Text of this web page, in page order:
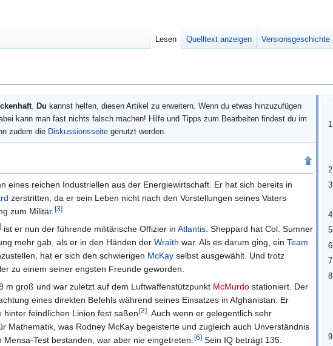
1
2
3
4
5
6
7
8
9
. Du kannst helfen, diesen Artikel zu erweitern. Wenn du etwas hinzuzufügen
kann man fast nichts falsch machen! Hilfe und Tipps zum Bearbeiten findest du im
zudem die Diskussionsseite genutzt werden.
eines reichen Industriellen aus der Energiewirtschaft. Er hat sich bereits in
zerstritten, da er sein Leben nicht nach den Vorstellungen seines Vaters
zum Militär.[3]
] ist er nun der führende militärische Offizier in Atlantis. Sheppard hat Col. Sumner
mehr gab, als er in den Händen der Wraith war. Als es darum ging, ein Team
hat er sich den schwierigen McKay selbst ausgewählt. Und trotz
zu einem seiner engsten Freunde geworden.
m groß und war zuletzt auf dem Luftwaffenstützpunkt McMurdo stationiert. Der
eines direkten Befehls während seines Einsatzes in Afghanistan. Er
feindlichen Linien fest saßen[2]. Auch wenn er gelegentlich sehr
Mathematik, was Rodney McKay begeisterte und zugleich auch Unverständnis
Test bestanden, war aber nie eingetreten.[6] Sein IQ beträgt 135.
Lesen Quelltext anzeigen Versionsgeschichte